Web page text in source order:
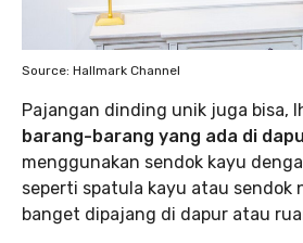
Source: Hallmark Channel
Pajangan dinding unik juga bisa,
barang-barang yang ada di
menggunakan sendok kayu
seperti spatula kayu atau sendok
banget dipajang di dapur atau